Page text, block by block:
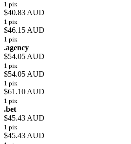
1 рік
$40.83 AUD
1 рік
$46.15 AUD
1 рік
.agency
$54.05 AUD
1 рік
$54.05 AUD
1 рік
$61.10 AUD
1 рік
.bet
$45.43 AUD
1 рік
$45.43 AUD